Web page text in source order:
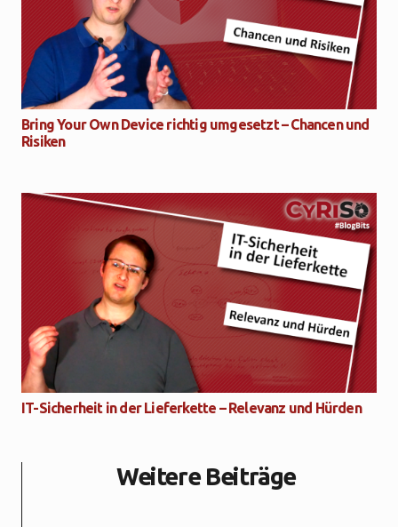
Bring Your Own Device richtig umgesetzt – Chancen und
Risiken
IT-Sicherheit in der Lieferkette – Relevanz und Hürden
Weitere Beiträge